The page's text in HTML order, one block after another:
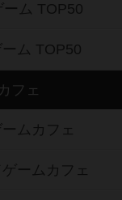
ム TOP50
ム TOP50
フェ
ムカフェ
ームカフェ